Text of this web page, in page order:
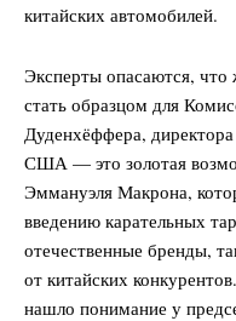
китайских автомобилей.
Эксперты опасаются,
стать образцом для
Дуденхёффера,
США — это золотая
Эммануэля Макрона,
введению карательных
отечественные бренды,
от китайских
нашло понимание у